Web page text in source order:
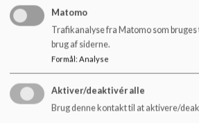
Vores styrke er vores forskellighed,
med fælles temaer hen over året.
Matomo
Trafikanalyse fra Matomo som bruges
brug af siderne.
Formål: Analyse
Aktiver/deaktivér alle
Brug denne kontakt til at aktivere/